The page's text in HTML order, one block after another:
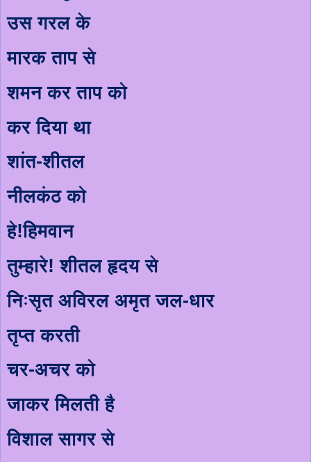
उस गरल के
मारक ताप से
शमन कर ताप को
कर दिया था
शांत-शीतल
नीलकंठ को
हे!हिमवान
तुम्हारे! शीतल हृदय से
निःसृत अविरल अमृत जल-धार
तृप्त करती
चर-अचर को
जाकर मिलती है
विशाल सागर से